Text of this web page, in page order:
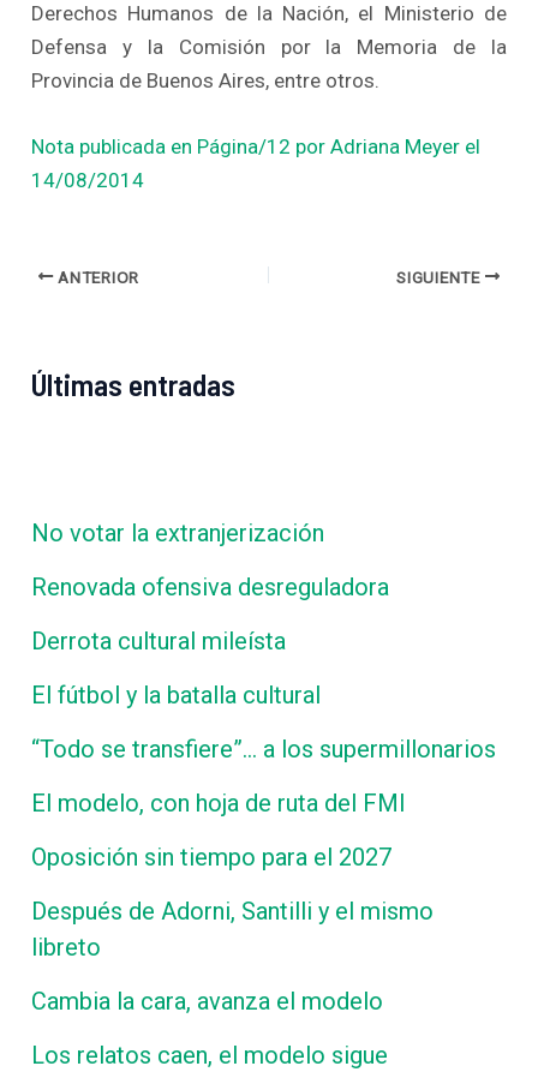
Derechos Humanos de la Nación, el Ministerio de
Defensa y la Comisión por la Memoria de la
Provincia de Buenos Aires, entre otros.
Nota publicada en Página/12 por Adriana Meyer el
14/08/2014
ANTERIOR SIGUIENTE
Últimas entradas
No votar la extranjerización
Renovada ofensiva desreguladora
Derrota cultural mileísta
El fútbol y la batalla cultural
“Todo se transfiere”… a los supermillonarios
El modelo, con hoja de ruta del FMI
Oposición sin tiempo para el 2027
Después de Adorni, Santilli y el mismo
libreto
Cambia la cara, avanza el modelo
Los relatos caen, el modelo sigue